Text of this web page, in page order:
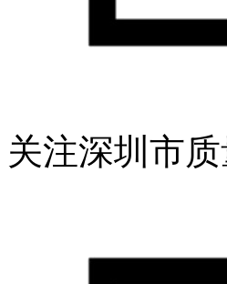
关注深圳市